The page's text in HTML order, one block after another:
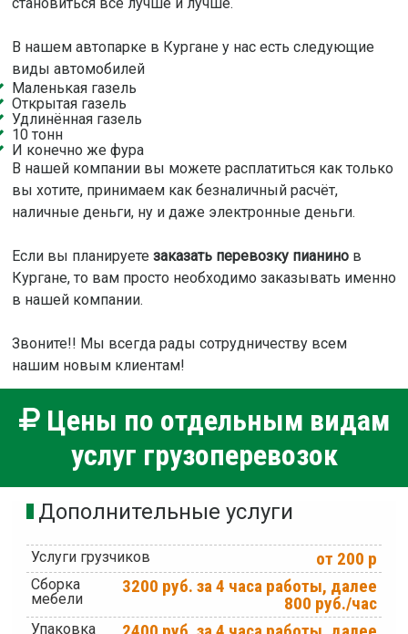
становиться всё лучше и лучше.
В нашем автопарке в Кургане у нас есть следующие
виды автомобилей
Маленькая газель
Открытая газель
Удлинённая газель
10 тонн
И конечно же фура
В нашей компании вы можете расплатиться как только
вы хотите, принимаем как безналичный расчёт,
наличные деньги, ну и даже электронные деньги.
Если вы планируете заказать перевозку пианинов
Кургане, то вам просто необходимо заказывать именно
в нашей компании.
Звоните!! Мы всегда рады сотрудничеству всем
нашим новым клиентам!
Цены по отдельным видам
услуг грузоперевозок
Дополнительные услуги
Услуги грузчиков от 200 р
Сборка
мебели
3200 руб. за 4 часа работы, далее
800 руб./час
Упаковка